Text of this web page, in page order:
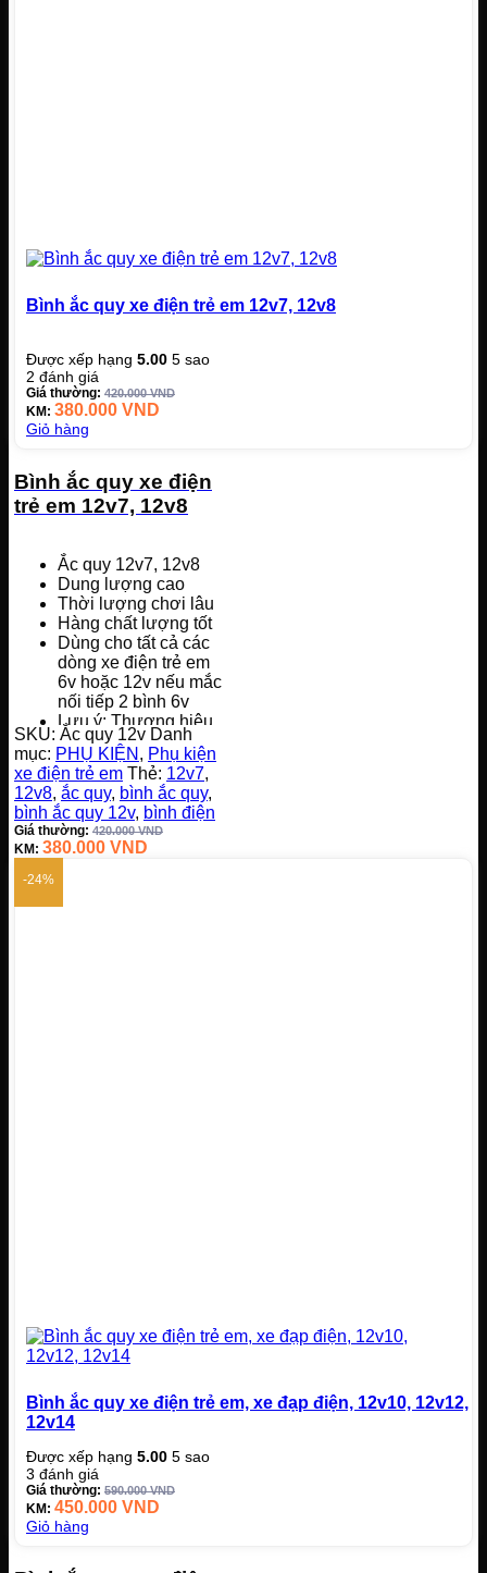
Bình ắc quy xe điện trẻ em 12v7, 12v8
Được xếp hạng 5.00 5 sao
2 đánh giá
Giá thường: 420.000VND
KM: 380.000 VND
Giỏ hàng
Bình ắc quy xe điện
trẻ em 12v7, 12v8
Ắc quy 12v7, 12v8
Dung lượng cao
Thời lượng chơi lâu
Hàng chất lượng tốt
Dùng cho tất cả các
dòng xe điện trẻ em
6v hoặc 12v nếu mắc
nối tiếp 2 bình 6v
Lưu ý: Thương hiệu
và chữ trên ắc quy, có
thể thay đổi tuỳ vào
đợt hàng, nhưng
không ảnh hưởng
đến chất lượng của
ắc quy
SKU: Ắc quy 12v Danh
mục: PHỤ KIỆN , Phụ kiện
xe điện trẻ em Thẻ: 12v7,
12v8, ắc quy, bình ắc quy,
bình ắc quy 12v, bình điện
Giá thường: 420.000VND
KM: 380.000 VND
-24%
Bình ắc quy xe điện trẻ em, xe đạp điện, 12v10, 12v12,
12v14
Được xếp hạng 5.00 5 sao
3 đánh giá
Giá thường: 590.000VND
KM: 450.000 VND
Giỏ hàng